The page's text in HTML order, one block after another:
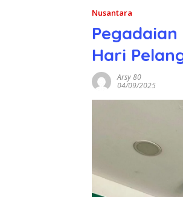
Nusantara
Hari
Arsy 80
04/09/2025